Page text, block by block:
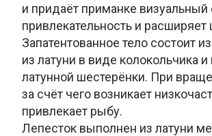
и придаёт приманке
привлекательность и
Запатентованное тело состоит
из латуни в виде колокольчика
латунной шестерёнки. При
за счёт чего возникает
привлекает рыбу.
Лепесток выполнен из латуни